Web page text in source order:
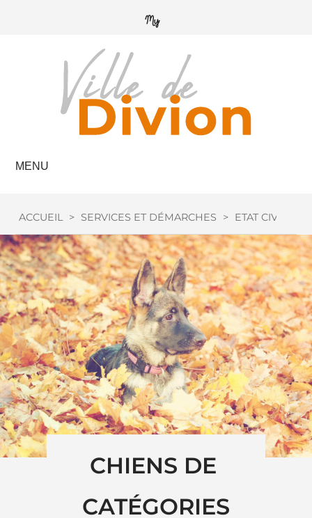
MENU
ACCUEIL > SERVICES ET DÉMARCHES > ETAT CIVIL
CHIENS DE
CATÉGORIES